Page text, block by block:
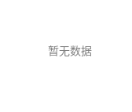
暂无数据